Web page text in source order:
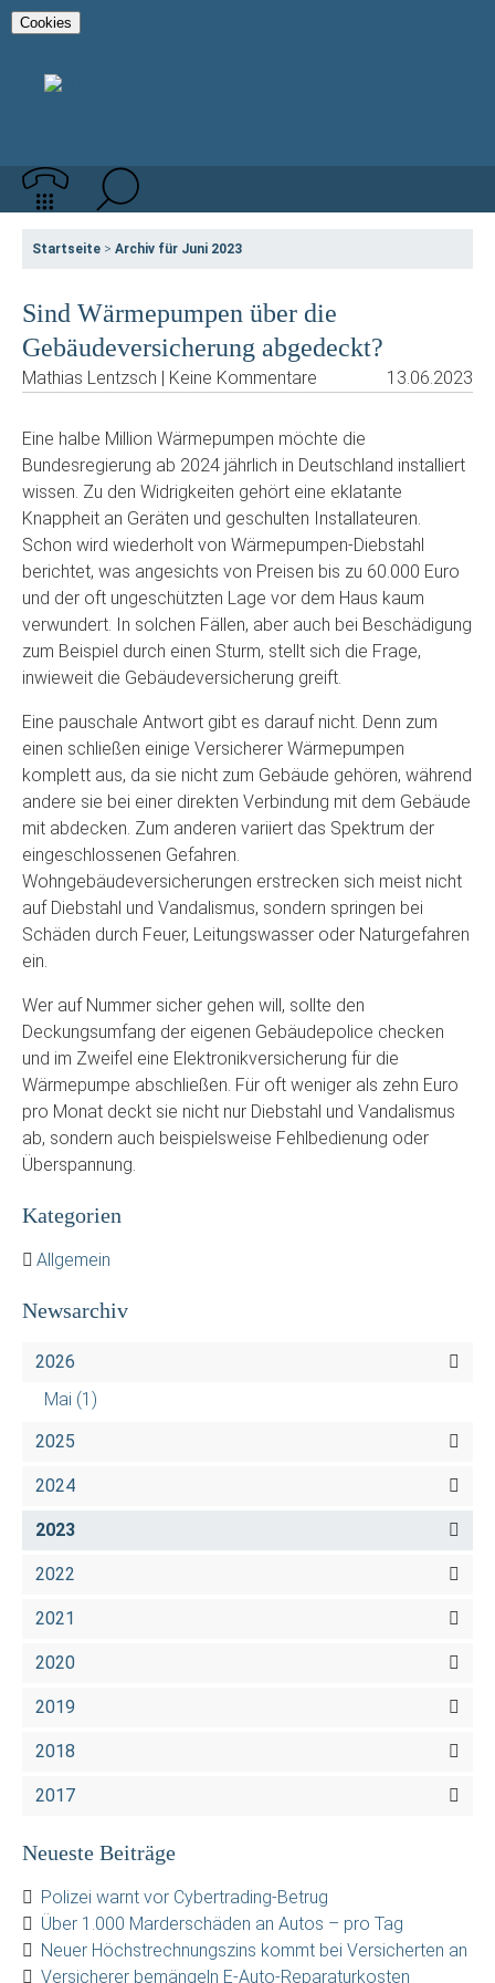
Startseite > Archiv für Juni 2023
Sind Wärmepumpen über die
Gebäudeversicherung abgedeckt?
Mathias Lentzsch | Keine Kommentare 13.06.2023
Eine halbe Million Wärmepumpen möchte die
Bundesregierung ab 2024 jährlich in Deutschland installiert
wissen. Zu den Widrigkeiten gehört eine eklatante
Knappheit an Geräten und geschulten Installateuren.
Schon wird wiederholt von Wärmepumpen-Diebstahl
berichtet, was angesichts von Preisen bis zu 60.000 Euro
und der oft ungeschützten Lage vor dem Haus kaum
verwundert. In solchen Fällen, aber auch bei Beschädigung
zum Beispiel durch einen Sturm, stellt sich die Frage,
inwieweit die Gebäudeversicherung greift.
Eine pauschale Antwort gibt es darauf nicht. Denn zum
einen schließen einige Versicherer Wärmepumpen
komplett aus, da sie nicht zum Gebäude gehören, während
andere sie bei einer direkten Verbindung mit dem Gebäude
mit abdecken. Zum anderen variiert das Spektrum der
eingeschlossenen Gefahren.
Wohngebäudeversicherungen erstrecken sich meist nicht
auf Diebstahl und Vandalismus, sondern springen bei
Schäden durch Feuer, Leitungswasser oder Naturgefahren
ein.
Wer auf Nummer sicher gehen will, sollte den
Deckungsumfang der eigenen Gebäudepolice checken
und im Zweifel eine Elektronikversicherung für die
Wärmepumpe abschließen. Für oft weniger als zehn Euro
pro Monat deckt sie nicht nur Diebstahl und Vandalismus
ab, sondern auch beispielsweise Fehlbedienung oder
Überspannung.
Kategorien
Allgemein
Newsarchiv
2026
Mai (1)
2025
2024
2023
2022
2021
2020
2019
2018
2017
Neueste Beiträge
Polizei warnt vor Cybertrading-Betrug
Über 1.000 Marderschäden an Autos – pro Tag
Neuer Höchstrechnungszins kommt bei Versicherten an
Versicherer bemängeln E-Auto-Reparaturkosten
Cookies